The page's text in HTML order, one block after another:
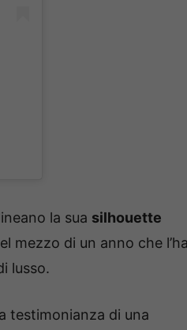
la sua silhouette
mezzo di un anno che l’ha
lusso.
testimonianza di una